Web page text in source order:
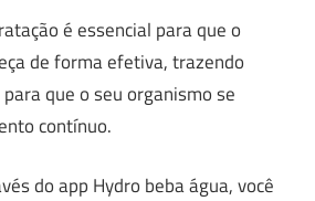
é essencial para que o
de forma efetiva, trazendo
que o seu organismo se
contínuo.
do app Hydro beba água, você